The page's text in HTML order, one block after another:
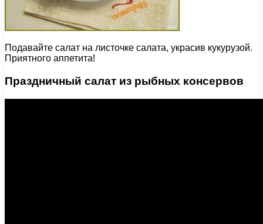
Подавайте салат на листочке салата, украсив кукурузой.
Приятного аппетита!
Праздничный салат из рыбных консервов